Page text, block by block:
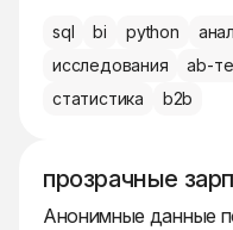
sql bi python
исследования
ab-
статистика
b2b
прозрачные
Анонимные данные